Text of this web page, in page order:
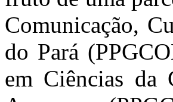
Comunicação,
do Pará
em Ciências da